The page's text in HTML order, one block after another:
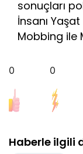
sonuçları
İnsanı
Mobbing ile
0 0
Haberle ilgili